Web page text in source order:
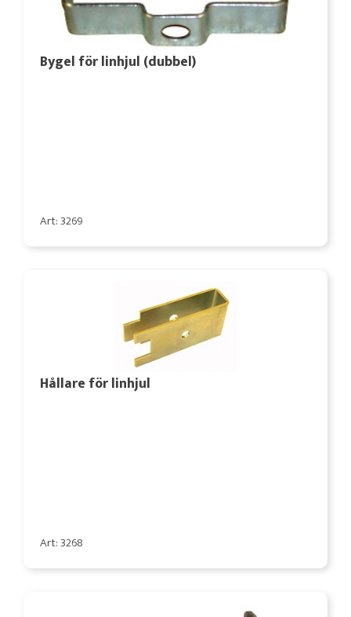
Bygel för linhjul (dubbel)
Art: 3269
Hållare för linhjul
Art: 3268